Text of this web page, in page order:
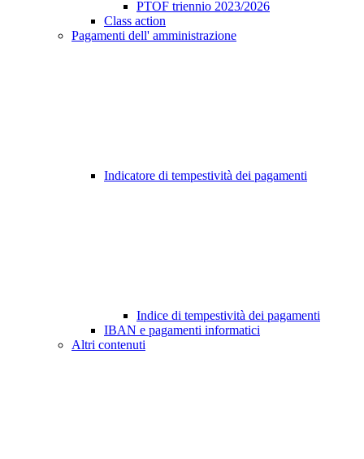
PTOF triennio 2023/2026
Class action
Pagamenti dell' amministrazione
Indicatore di tempestività dei pagamenti
Indice di tempestività dei pagamenti
IBAN e pagamenti informatici
Altri contenuti